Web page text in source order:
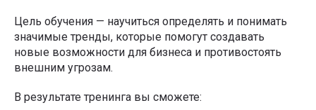
Цель обучения — научиться определять и понимать
значимые тренды, которые помогут создавать
новые возможности для бизнеса и противостоять
внешним угрозам.
В результате тренинга вы сможете: